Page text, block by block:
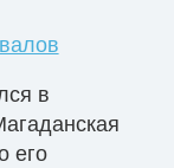
в
его